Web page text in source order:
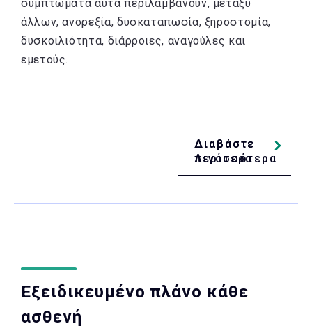
συμπτώματα αυτά περιλαμβάνουν, μεταξύ
άλλων, ανορεξία, δυσκαταπωσία, ξηροστομία,
δυσκοιλιότητα, διάρροιες, αναγούλες και
εμετούς.
Διαβάστε
Λιγότερα
Διαβάστε
περισσότερα
Εξειδικευμένο πλάνο κάθε
ασθενή